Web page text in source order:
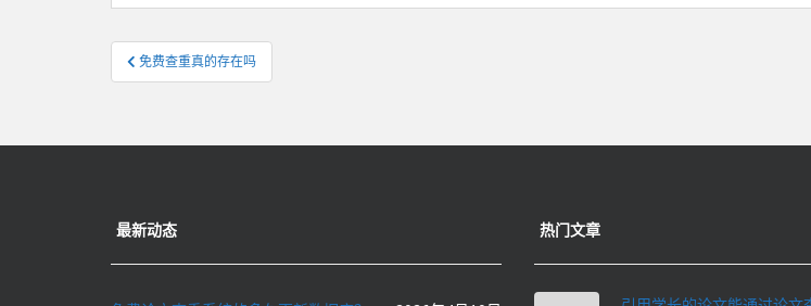
文
章
航
免费查重真的存在吗
最新动态 热门文章